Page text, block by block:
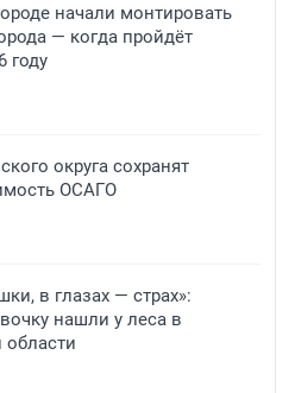
начали монтировать
— когда пройдёт
году
округа сохранят
ОСАГО
в глазах — страх»:
нашли у леса в